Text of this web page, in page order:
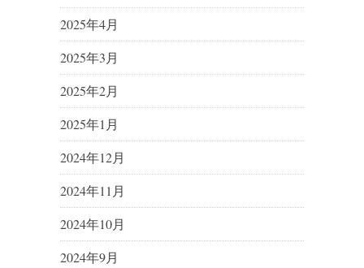
2025年4月
2025年3月
2025年2月
2025年1月
2024年12月
2024年11月
2024年10月
2024年9月